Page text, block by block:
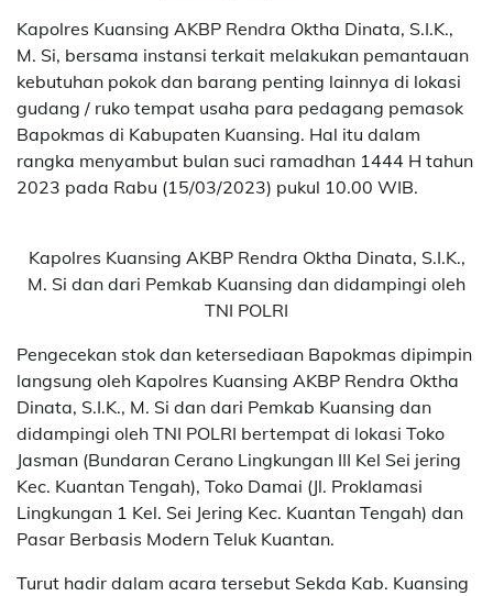
Kapolres Kuansing AKBP Rendra Oktha Dinata, S.I.K.,
M. Si, bersama instansi terkait melakukan pemantauan
kebutuhan pokok dan barang penting lainnya di lokasi
gudang / ruko tempat usaha para pedagang pemasok
Bapokmas di Kabupaten Kuansing. Hal itu dalam
rangka menyambut bulan suci ramadhan 1444 H tahun
2023 pada Rabu (15/03/2023) pukul 10.00 WIB.
Kapolres Kuansing AKBP Rendra Oktha Dinata, S.I.K.,
M. Si dan dari Pemkab Kuansing dan didampingi oleh
TNI POLRI
Pengecekan stok dan ketersediaan Bapokmas dipimpin
langsung oleh Kapolres Kuansing AKBP Rendra Oktha
Dinata, S.I.K., M. Si dan dari Pemkab Kuansing dan
didampingi oleh TNI POLRI bertempat di lokasi Toko
Jasman (Bundaran Cerano Lingkungan III Kel Sei jering
Kec. Kuantan Tengah), Toko Damai (Jl. Proklamasi
Lingkungan 1 Kel. Sei Jering Kec. Kuantan Tengah) dan
Pasar Berbasis Modern Teluk Kuantan.
Turut hadir dalam acara tersebut Sekda Kab. Kuansing